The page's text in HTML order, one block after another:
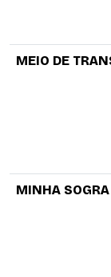
MEIO DE
MINHA SOGRA